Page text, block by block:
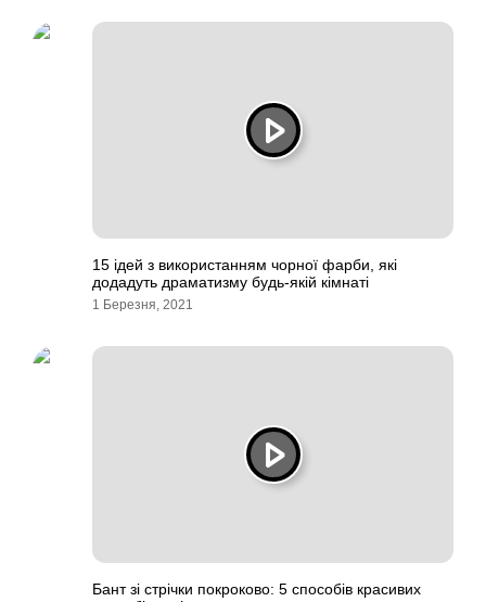
15 ідей з використанням чорної фарби, які
додадуть драматизму будь-якій кімнаті
1 Березня, 2021
Бант зі стрічки покроково: 5 способів красивих